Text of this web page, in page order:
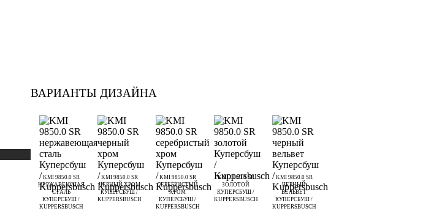
ВАРИАНТЫ ДИЗАЙНА
KMI 9850.0 SR
НЕРЖАВЕЮЩАЯ
СТАЛЬ
КУПЕРСБУШ /
KUPPERSBUSCH
KMI 9850.0 SR
ЧЕРНЫЙ ХРОМ
КУПЕРСБУШ /
KUPPERSBUSCH
KMI 9850.0 SR
СЕРЕБРИСТЫЙ
ХРОМ
КУПЕРСБУШ /
KUPPERSBUSCH
KMI 9850.0 SR
ЗОЛОТОЙ
КУПЕРСБУШ /
KUPPERSBUSCH
KMI 9850.0 SR
ЧЕРНЫЙ
ВЕЛЬВЕТ
КУПЕРСБУШ /
KUPPERSBUSCH